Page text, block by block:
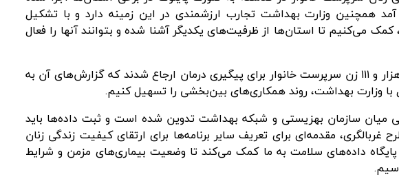
همچنین وزارت بهداشت تجارب ارزشمندی در این زمینه دارد و با تشکیل
می‌کنیم تا استان‌ها از ظرفیت‌های یکدیگر آشنا شده و بتوانند آنها را فعال
وی تصریح کرد: سال گذشته هزار و ۱۱۱ زن سرپرست خانوار برای پیگیری درمان ارجاع شدند که گزارش‌های آن به
با وزارت بهداشت، روند همکاری‌های بین‌بخشی را تسهیل کنیم.
میان سازمان بهزیستی و شبکه بهداشت تدوین شده است و ثبت داده‌ها باید
مقدمه‌ای برای تعریف سایر برنامه‌ها برای ارتقای کیفیت زندگی زنان
داده‌های سلامت به ما کمک می‌کند تا وضعیت بیماری‌های مزمن و شرایط